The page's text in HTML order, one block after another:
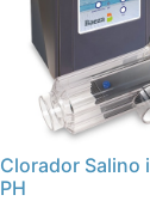
Clorador Salino
PH